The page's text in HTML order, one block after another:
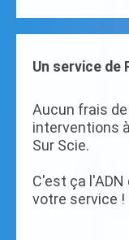
Un service de
Aucun frais
interventions
Sur Scie.
C'est ça
votre service !